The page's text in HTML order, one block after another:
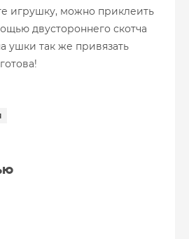
игрушку, можно приклеить
двустороннего скотча
ушки так же привязать